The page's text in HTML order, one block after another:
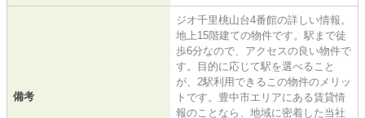
備考
ジオ千里桃山台4番館の詳しい情報。
地上15階建ての物件です。駅まで徒
歩6分なので、アクセスの良い物件で
す。目的に応じて駅を選べること
が、2駅利用できるこの物件のメリッ
トです。豊中市エリアにある賃貸情
報のことなら、地域に密着した当社